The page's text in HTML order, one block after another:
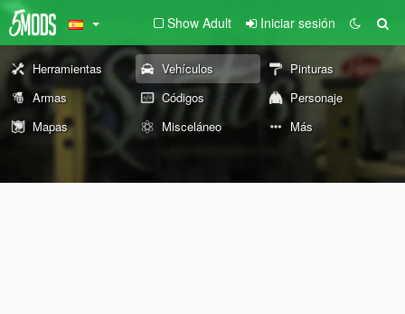
Show Adult Iniciar sesión
Herramientas Vehículos
Pinturas
Armas
Códigos
Personaje
Mapas
Misceláneo Más